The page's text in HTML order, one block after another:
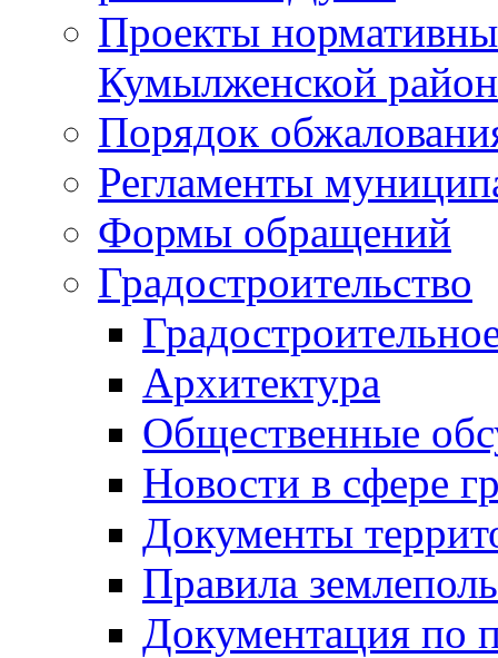
Проекты
Кумылженской
Порядок
Регламенты
Формы обращений
Градостроительство
Архитектура
Общественные
Новости в сфере
Документы
Правила
Документация по